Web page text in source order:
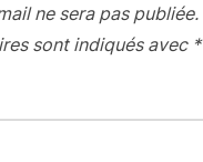
ne sera pas publiée.
sont indiqués avec *